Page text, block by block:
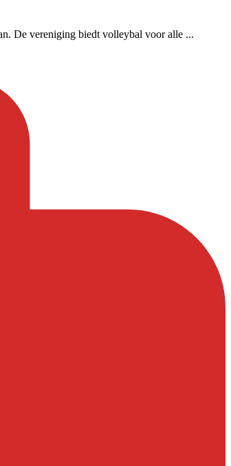
De vereniging biedt volleybal voor alle ...